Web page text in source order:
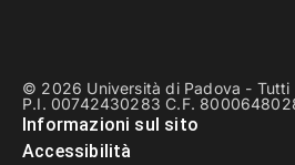
© 2026 Università di Padova - Tutti
P.I. 00742430283 C.F.
Informazioni sul sito
Accessibilità